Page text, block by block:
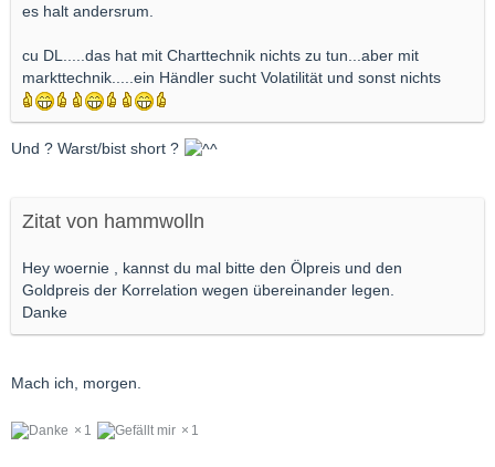
es halt andersrum.
cu DL.....das hat mit Charttechnik nichts zu tun...aber mit
markttechnik.....ein Händler sucht Volatilität und sonst nichts
Und ? Warst/bist short ?
Zitat von hammwolln
Hey woernie , kannst du mal bitte den Ölpreis und den
Goldpreis der Korrelation wegen übereinander legen.
Danke
Mach ich, morgen.
1 1